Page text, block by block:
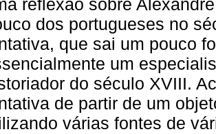
reflexão sobre
dos portugueses no
que sai um pouco
um
do século XVIII.
de partir de um
várias fontes de